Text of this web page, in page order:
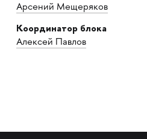
Арсений Мещеряков
Координатор блока
Алексей Павлов